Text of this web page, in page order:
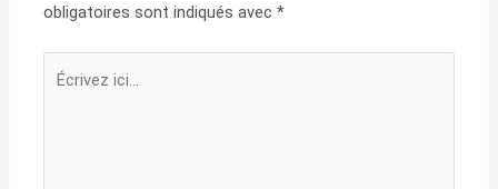
obligatoires sont indiqués avec*
Écrivez